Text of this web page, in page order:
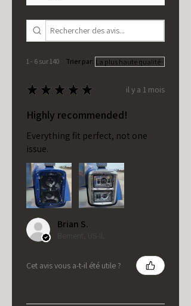
1 - 6 sur 140 Trier par:
★ ★ ★ ★ ★ il y a 1 mois
Highly recommended!
Everything fit perfect, not one
issue.
Brian S.
Bement, US-IL
Cet avis vous a-t-il été utile ?